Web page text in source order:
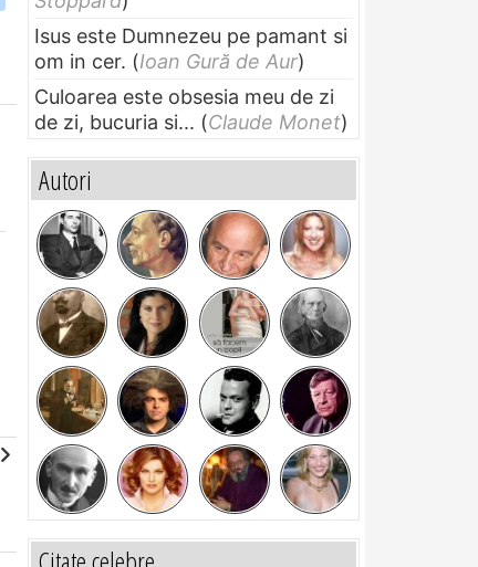
Isus este Dumnezeu pe pamant si
om in cer. (Ioan Gură de Aur)
Culoarea este obsesia meu de zi
de zi, bucuria si... (Claude Monet)
Autori